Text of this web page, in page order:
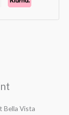
Bella Vista